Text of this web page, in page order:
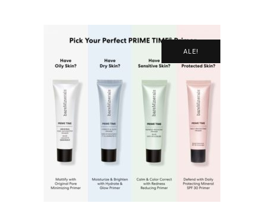
YHTEYSTIEDOT
VARAA AIKA
VERKKOKAUPPA
Ostoskori
ALE!